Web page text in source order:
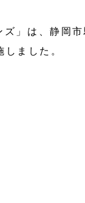
」は、静岡市
ました。